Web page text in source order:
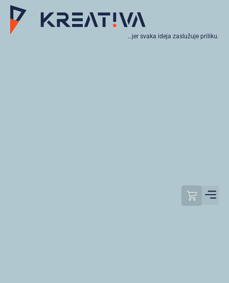
…jer svaka ideja zaslužuje priliku.